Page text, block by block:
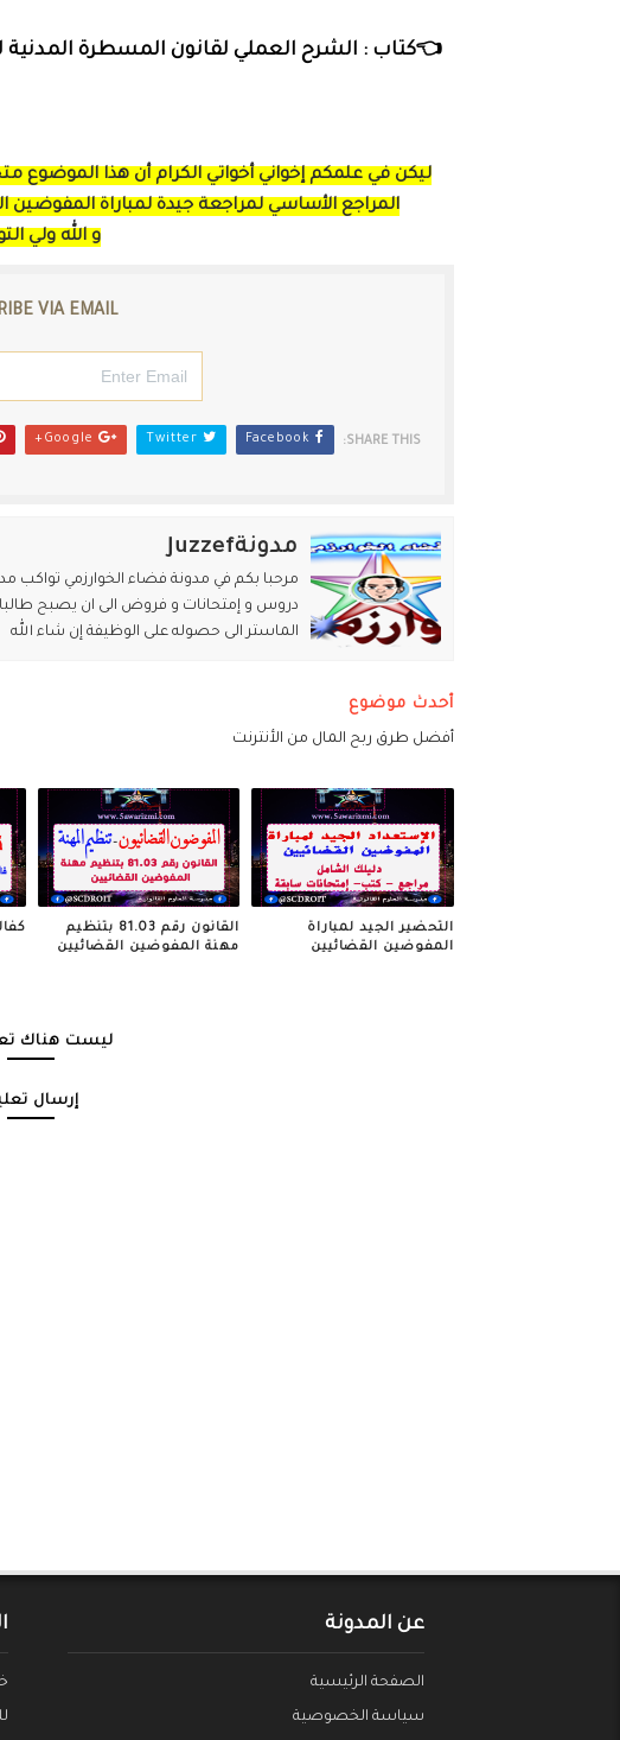
👈كتاب : الشرح العملي لقانون المسطرة المدنية
ليكن في علمكم إخواني أخواتي الكرام أن هذا الموضوع
المراجع الأساسي لمراجعة جيدة لمباراة
و الله ولي
VIA EMAIL
SHARE THIS:
مدونةJuzzef
مرحبا بكم في مدونة فضاء الخوارزمي تواكب
دروس و إمتحانات و فروض الى ان يصبح طالبا
الماستر الى حصوله على الوظيفة إن شاء الله
أحدث موضوع
أفضل طرق ربح المال من الأنترنت
التحضير الجيد لمباراة
المفوضين القضائيين
القانون رقم 81.03 بتنظيم
مهنة المفوضين القضائيين
ليست هناك
إرسال
عن المدونة
الصفحة الرئيسية
سياسة الخصوصية